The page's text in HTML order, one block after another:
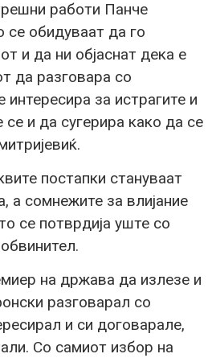
работи Панче
обидуваат да го
и да ни објаснат дека е
да разговара со
интересира за истрагите и
и да сугерира како да се
постапки стануваат
а сомнежите за влијание
се потврдија уште со
на држава да излезе и
разговарал со
и си договарале,
Со самиот избор на